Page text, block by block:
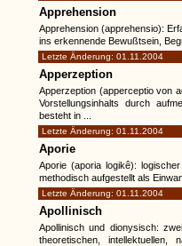
Apprehension
Apprehension (apprehensio):
ins erkennende Bewußtsein,
Letzte Änderung: 01.11.2004
Apperzeption
Apperzeption (apperceptio von
Vorstellungsinhalts durch
besteht in ...
Letzte Änderung: 01.11.2004
Aporie
Aporie (aporia logikê):
methodisch aufgestellt als
Letzte Änderung: 01.11.2004
Apollinisch
Apollinisch und dionysisch:
theoretischen,